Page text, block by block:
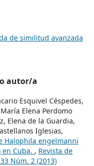
de similitud avanzada
autor/a
Esquivel Céspedes,
Elena Perdomo
Elena de la Guardia,
Iglesias,
Halophila engelmanni
Cuba. , Revista de
Núm. 2 (2013)